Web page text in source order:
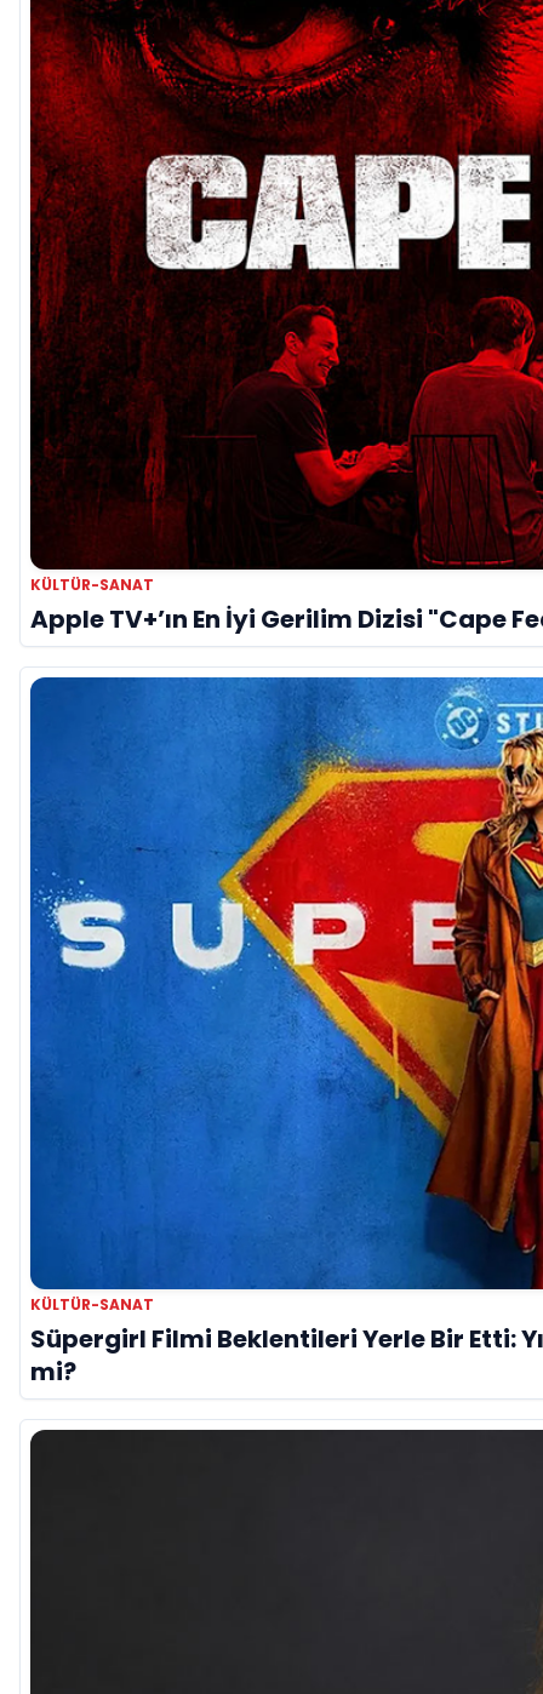
KÜLTÜR-SANAT
Apple TV+’ın En İyi Gerilim Dizisi "Cape
KÜLTÜR-SANAT
Süpergirl Filmi Beklentileri Yerle Bir Etti:
mi?